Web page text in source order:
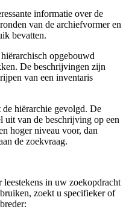
informatie over de
van de archiefvormer en
bevatten.
opgebouwd
De beschrijvingen zijn
van een inventaris
hiërarchie gevolgd. De
uit van de beschrijving op een
hoger niveau voor, dan
de zoekvraag.
leestekens in uw zoekopdracht
zoekt u specifieker of